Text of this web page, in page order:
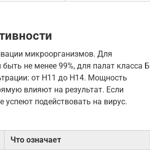
микроорганизмов. Для
не менее 99%, для палат класса Б
от H11 до H14. Мощность
влияют на результат. Если
подействовать на вирус.
Что означает